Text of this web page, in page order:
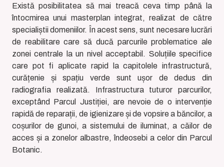
Există posibilitatea să mai treacă ceva timp până la
întocmirea unui masterplan integrat, realizat de către
specialiștii domeniilor. În acest sens, sunt necesare lucrări
de reabilitare care să ducă parcurile problematice ale
zonei centrale la un nivel acceptabil. Soluțiile specifice
care pot fi aplicate rapid la capitolele infrastructură,
curățenie și spațiu verde sunt ușor de dedus din
radiografia realizată. Infrastructura tuturor parcurilor,
exceptând Parcul Justiției, are nevoie de o intervenție
rapidă de reparații, de igienizare și de vopsire a băncilor, a
coșurilor de gunoi, a sistemului de iluminat, a căilor de
acces și a zonelor albastre, îndeosebi a celor din Parcul
Botanic.